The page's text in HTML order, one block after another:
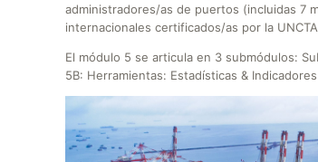
administradores/as de puertos (incluidas 7
internacionales certificados/as por la
El módulo 5 se articula en 3 submódulos:
5B: Herramientas: Estadísticas &